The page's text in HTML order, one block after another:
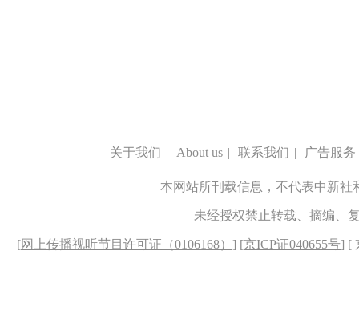
关于我们 | About us | 联系我们 | 广告服务
本网站所刊载信息，不代表中新
未经授权禁止转载、摘编、
[网上传播视听节目许可证（0106168） ] [京ICP证040655号] [